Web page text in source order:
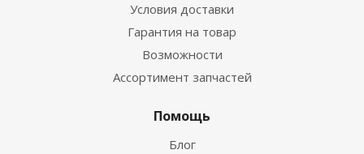
Условия доставки
Гарантия на товар
Возможности
Ассортимент запчастей
Помощь
Блог